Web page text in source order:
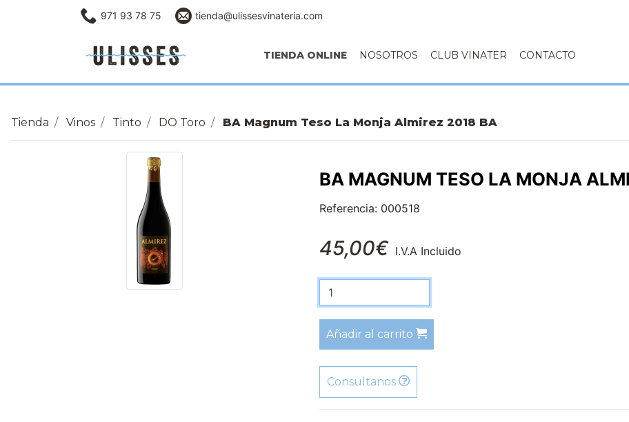
971 93 78 75 tienda@ulissesvinateria.com
TIENDA ONLINE NOSOTROS CLUB VINATER CONTACTO
Tienda Vinos Tinto DO Toro BA Magnum Teso La Monja Almirez 2018 BA
BA MAGNUM TESO LA MONJA
Referencia: 000518
45,00€ I.V.A Incluido
Añadir al carrito
Consultanos